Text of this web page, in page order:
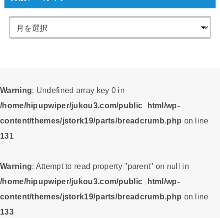
Warning: Undefined array key 0 in
/home/hipupwiper/jukou3.com/public_html/wp-
content/themes/jstork19/parts/breadcrumb.php on line
131
Warning: Attempt to read property "parent" on null in
/home/hipupwiper/jukou3.com/public_html/wp-
content/themes/jstork19/parts/breadcrumb.php on line
133